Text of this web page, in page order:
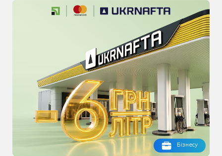
Бізнесу